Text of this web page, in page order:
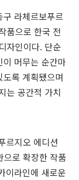
구 라체르보푸르
품으로 한국 전
자인이다. 단순
머무는 순간마
록 계획됐으며
는 공간적 가치
지오 에디션
로 확장한 작품
이라인에 새로운